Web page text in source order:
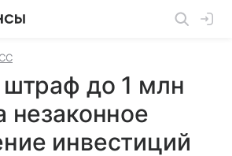
до 1 млн
незаконное
инвестиций